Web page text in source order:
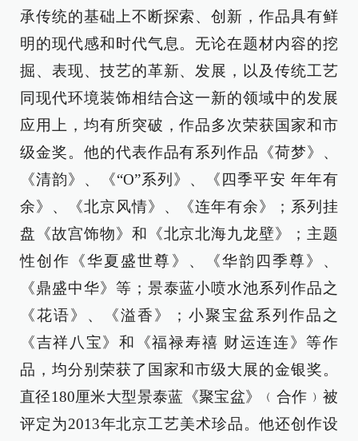
承传统的基础上不断探索、创新，作品具有鲜
明的现代感和时代气息。无论在题材内容的挖
掘、表现、技艺的革新、发展，以及传统工艺
同现代环境装饰相结合这一新的领域中的发展
应用上，均有所突破，作品多次荣获国家和市
级金奖。他的代表作品有系列作品《荷梦》、
《清韵》、《“O”系列》、《四季平安 年年有
余》、《北京风情》、《连年有余》；系列挂
盘《故宫饰物》和《北京北海九龙壁》；主题
性创作《华夏盛世尊》、《华韵四季尊》、
《鼎盛中华》等；景泰蓝小喷水池系列作品之
《花语》、《溢香》；小聚宝盆系列作品之
《吉祥八宝》和《福禄寿禧 财运连连》等作
品，均分别荣获了国家和市级大展的金银奖。
直径180厘米大型景泰蓝《聚宝盆》﹙合作﹚被
评定为2013年北京工艺美术珍品。他还创作设